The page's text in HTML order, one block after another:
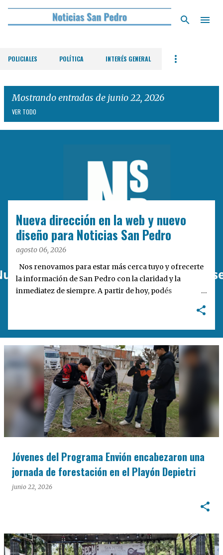
Ir al contenido principal
POLICIALES POLÍTICA INTERÉS GENERAL
Mostrando entradas de junio 22, 2026
VER TODO
Nueva dirección en la web y nuevo
diseño para Noticias San Pedro
agosto 06, 2026
Nos renovamos para estar más cerca tuyo y ofrecerte
la información de San Pedro con la claridad y la
inmediatez de siempre. A partir de hoy, podés
Desarrollamos una interfaz más ágil, moderna e
intuitiva, pensada para optimizar la navegación desde
cualquier dispositivo, facilitar el acceso a las noticias
locales y potenciar la interacción de los lectores con
nuestros contenidos.
Jóvenes del Programa Envión encabezaron una
jornada de forestación en el Playón Depietri
junio 22, 2026